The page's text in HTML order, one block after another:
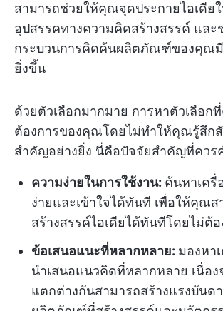
สามารถช่วยให้คุณจุดประกายไอเดีย
อุปสรรคทางความคิดสร้างสรรค์ และ
กระบวนการคิดค้นผลิตภัณฑ์ของคุณ
ยิ่งขึ้น
ด้วยตัวเลือกมากมาย การหาตัวเลือก
ต้องการของคุณโดยไม่ทำให้คุณรู้สึก
สำคัญอย่างยิ่ง นี่คือปัจจัยสำคัญที่ควร
ความง่ายในการใช้งาน: ค้นหาเครื่
ง่ายและเข้าใจได้ทันที เพื่อให้คุณส
สร้างสรรค์ไอเดียได้ทันทีโดยไม่ต้
ข้อเสนอแนะที่หลากหลาย: มองหา
นำเสนอแนวคิดที่หลากหลาย เนื่อ
แตกต่างกันสามารถสร้างแรงบันด